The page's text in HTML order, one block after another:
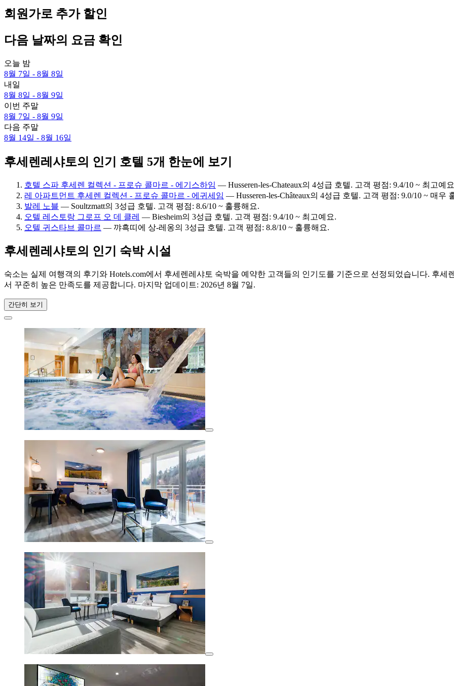
회원가로 추가 할인
다음 날짜의 요금 확인
오늘 밤
8월 7일 - 8월 8일
내일
8월 8일 - 8월 9일
이번 주말
8월 7일 - 8월 9일
다음 주말
8월 14일 - 8월 16일
후세렌레샤토의 인기 호텔 5개 한눈에 보기
호텔 스파 후세렌 컬렉션 - 프로슈 콜마르 - 에기스하임 — Husseren-les-Chateaux의 4성급 호텔. 고객 평점: 9.4/10 ~ 최고예
레 아파트먼트 후세렌 컬렉션 - 프로슈 콜마르 - 에귀세임 — Husseren-les-Châteaux의 4성급 호텔. 고객 평점: 9.0/10 ~ 매우
발레 노블 — Soultzmatt의 3성급 호텔. 고객 평점: 8.6/10 ~ 훌륭해요.
오텔 레스토랑 그로프 오 데 클레 — Biesheim의 3성급 호텔. 고객 평점: 9.4/10 ~ 최고예요.
오텔 귀스타브 콜마르 — 꺄흑띠에 상-레옹의 3성급 호텔. 고객 평점: 8.8/10 ~ 훌륭해요.
후세렌레샤토의 인기 숙박 시설
숙소는 실제 여행객의 후기와 Hotels.com에서 후세렌레샤토 숙박을 예약한 고객들의 인기도를 기준으로 선정되었습니다. 후세
서 꾸준히 높은 만족도를 제공합니다. 마지막 업데이트: 2026년 8월 7일.
간단히 보기